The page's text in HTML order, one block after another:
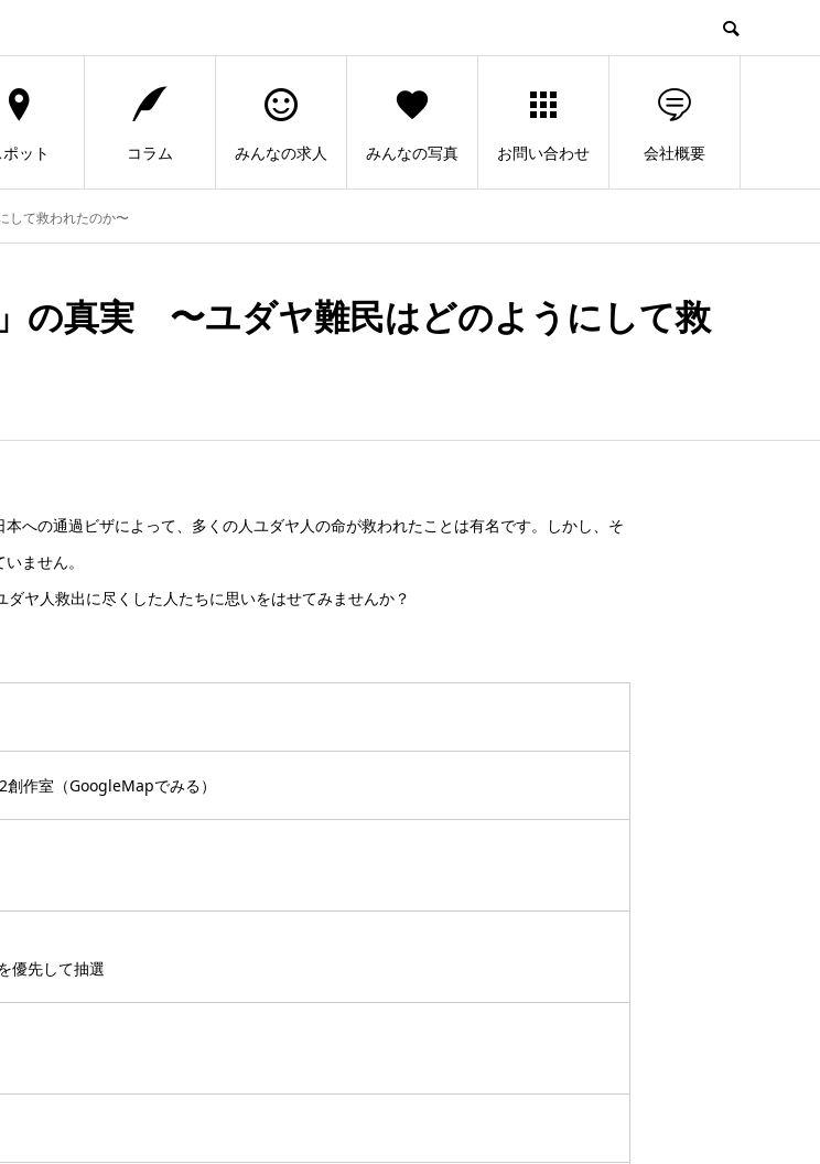
ット コラム みんなの求人 みんなの写真 お問い合わせ 会社概要
して救われたのか〜
の真実 〜ユダヤ難民はどのようにして救
への通過ビザによって、多くの人ユダヤ人の命が救われたことは有名です。しかし、そ
ません。
ヤ人救出に尽くした人たちに思いをはせてみませんか？
創作室（GoogleMapでみる）
優先して抽選